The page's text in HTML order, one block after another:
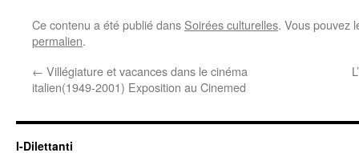
Ce contenu a été publié dans Soirées culturelles. Vous pouvez
permalien.
← Villégiature et vacances dans le cinéma
italien(1949-2001) Exposition au Cinemed
I-Dilettanti